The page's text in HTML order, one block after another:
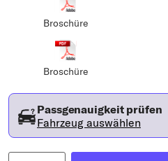
Broschüre
Broschüre
Passgenauigkeit prüfen
Fahrzeug auswählen